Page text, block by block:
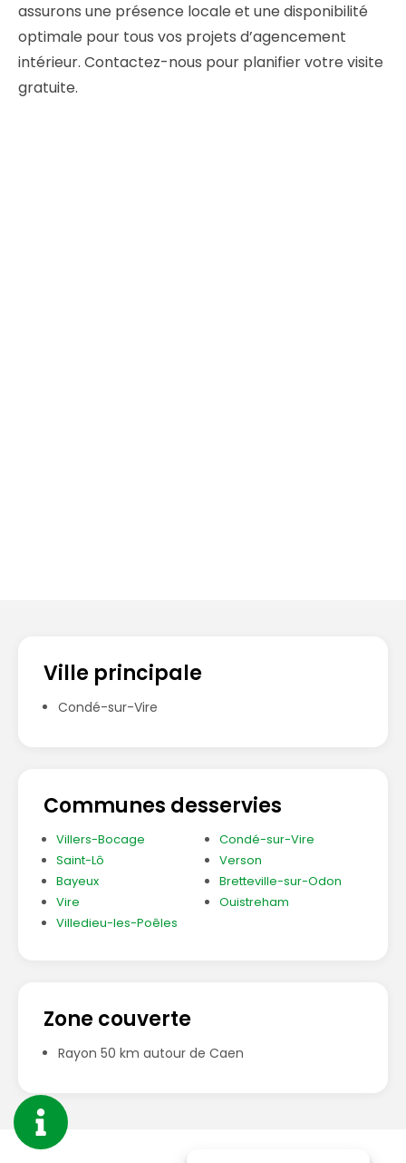
assurons une présence locale et une disponibilité
optimale pour tous vos projets d’agencement
intérieur. Contactez-nous pour planifier votre visite
gratuite.
Ville principale
Condé-sur-Vire
Communes desservies
Villers-Bocage
Saint-Lô
Bayeux
Vire
Villedieu-les-Poêles
Condé-sur-Vire
Verson
Bretteville-sur-Odon
Ouistreham
Zone couverte
Rayon 50 km autour de Caen